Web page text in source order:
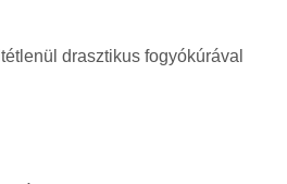
drasztikus fogyókúrával